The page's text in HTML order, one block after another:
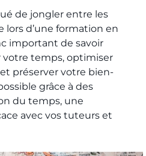
de jongler entre les
lors d’une formation en
important de savoir
temps, optimiser
préserver votre bien-
grâce à des
du temps, une
avec vos tuteurs et